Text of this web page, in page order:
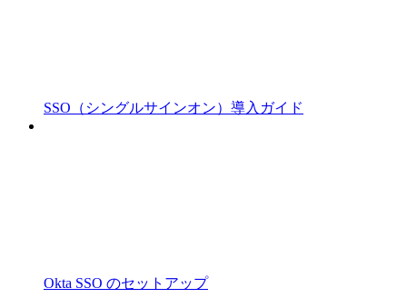
SSO（シングルサインオン）導入ガイド
Okta SSO のセットアップ